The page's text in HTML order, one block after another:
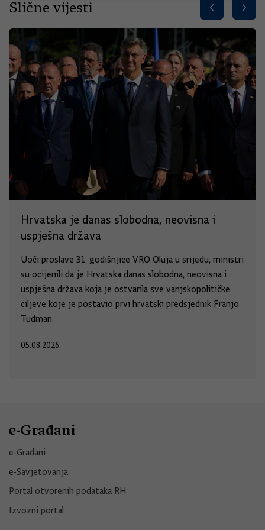
Slične vijesti
Hrvatska je danas slobodna, neovisna i
uspješna država
Uoči proslave 31. godišnjice VRO Oluja u srijedu, ministri
su ocijenili da je Hrvatska danas slobodna, neovisna i
uspješna država koja je ostvarila sve vanjskopolitičke
ciljeve koje je postavio prvi hrvatski predsjednik Franjo
Tuđman.
05.08.2026.
e-Građani
e-Građani
e-Savjetovanja
Portal otvorenih podataka RH
Izvozni portal